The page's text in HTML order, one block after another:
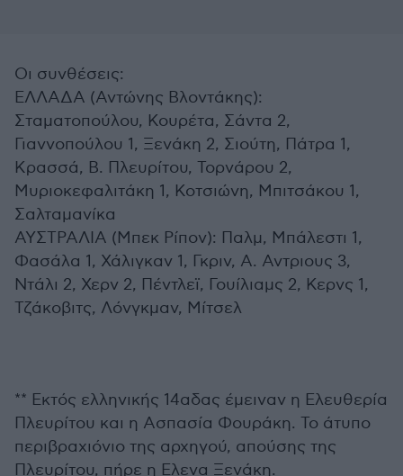
Οι συνθέσεις:
ΕΛΛΑΔΑ (Αντώνης Βλοντάκης):
Σταματοπούλου, Κουρέτα, Σάντα 2,
Γιαννοπούλου 1, Ξενάκη 2, Σιούτη, Πάτρα 1,
Κρασσά, Β. Πλευρίτου, Τορνάρου 2,
Μυριοκεφαλιτάκη 1, Κοτσιώνη, Μπιτσάκου 1,
Σαλταμανίκα
ΑΥΣΤΡΑΛΙΑ (Μπεκ Ρίπον): Παλμ, Μπάλεστι 1,
Φασάλα 1, Χάλιγκαν 1, Γκριν, Α. Αντριους 3,
Ντάλι 2, Χερν 2, Πέντλεϊ, Γουίλιαμς 2, Κερνς 1,
Τζάκοβιτς, Λόνγκμαν, Μίτσελ
** Εκτός ελληνικής 14αδας έμειναν η Ελευθερία
Πλευρίτου και η Ασπασία Φουράκη. Το άτυπο
περιβραχιόνιο της αρχηγού, απούσης της
Πλευρίτου, πήρε η Ελενα Ξενάκη.